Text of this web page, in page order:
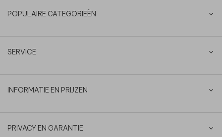
POPULAIRE CATEGORIEËN
SERVICE
INFORMATIE EN PRIJZEN
PRIVACY EN GARANTIE